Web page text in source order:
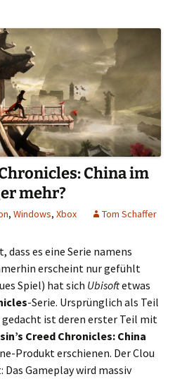
China im
mehr?
, Windows, Xbox Tom Schaffer
dass es eine Serie namens
erscheint nur gefühlt
Spiel) hat sich Ubisoftetwas
-Serie. Ursprünglich als Teil
gedacht ist deren erster Teil mit
Creed Chronicles: China
Produkt erschienen. Der Clou
Gameplay wird massiv